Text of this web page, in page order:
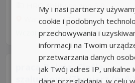
HRQ Ability sp zoo 5,0
Warszawa +360km
Wczorajzapp.hrappka.pl
praca Belgia, Cieśla
szalunkowy/Zbrojarz (m/
My i nasi partnerzy
cookie i podobnych
przechowywania i
informacji na Twoim
przetwarzania danych
jak Twój adres IP, unikalne
dane przeglądania, w celu